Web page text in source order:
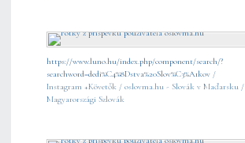
https://www.luno.hu/index.php/component/search/?
searchword=dedi%C4%8Dstva%20Slov%C3%A1kov /
Instagram +Követők / oslovma.hu - Slovák v Maďarsku /
Magyarországi Szlovák